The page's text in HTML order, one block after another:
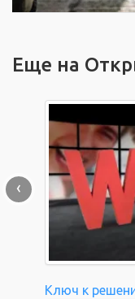
Еще на
Ключ к
‹